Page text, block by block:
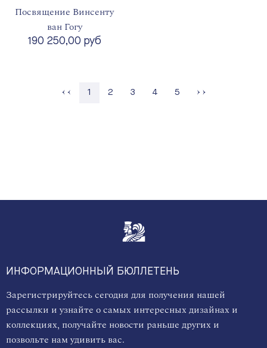
Посвящение Винсенту
ван Гогу
190 250,00 руб
1 Страница
2 Страница
3 Страница
4 Страница
5
ИНФОРМАЦИОННЫЙ БЮЛЛЕТЕНЬ
Зарегистрируйтесь сегодня для получения нашей
рассылки и узнайте о самых интересных дизайнах и
коллекциях, получайте новости раньше других и
позвольте нам удивить вас.